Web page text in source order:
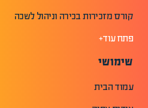
קורס מזכירות בכירה וניהול לשכה
פתח עוד+
שימושי
עמוד הבית